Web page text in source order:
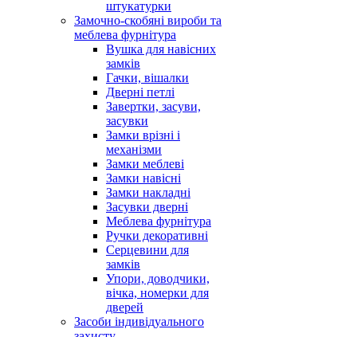
штукатурки
Замочно-скобяні вироби та
меблева фурнітура
Вушка для навісних
замків
Гачки, вішалки
Дверні петлі
Завертки, засуви,
засувки
Замки врізні і
механізми
Замки меблеві
Замки навісні
Замки накладні
Засувки дверні
Меблева фурнітура
Ручки декоративні
Серцевини для
замків
Упори, доводчики,
вічка, номерки для
дверей
Засоби індивідуального